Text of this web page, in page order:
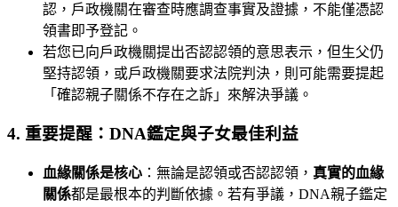
認，戶政機關在審查時應調查事實及證據，不能僅憑認
領書即予登記。
若您已向戶政機關提出否認認領的意思表示，但生父仍
堅持認領，或戶政機關要求法院判決，則可能需要提起
「確認親子關係不存在之訴」來解決爭議。
4. 重要提醒：DNA鑑定與子女最佳利益
血緣關係是核心 ：無論是認領或否認認領， 真實的血緣
關係都是最根本的判斷依據。若有爭議，DNA親子鑑定